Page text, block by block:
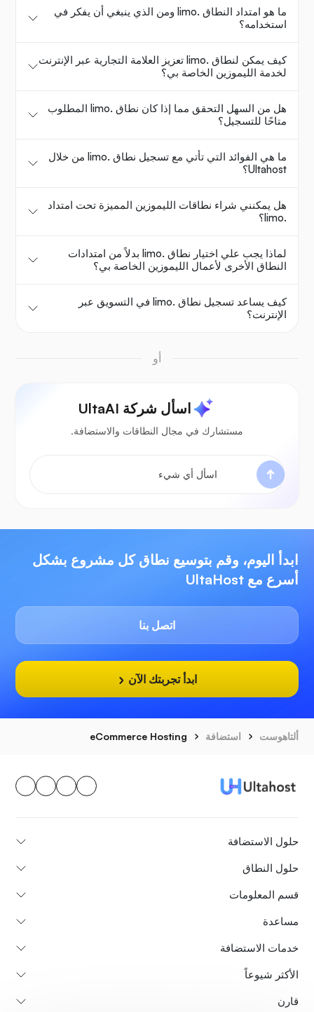
ما هو امتداد النطاق .limo ومن الذي ينبغي أن يفكر في
استخدامه؟
كيف يمكن لنطاق .limo تعزيز العلامة التجارية عبر الإنترنت
لخدمة الليموزين الخاصة بي؟
هل من السهل التحقق مما إذا كان نطاق .limo المطلوب
متاحًا للتسجيل؟
ما هي الفوائد التي تأتي مع تسجيل نطاق .limo من خلال
Ultahost؟
هل يمكنني شراء نطاقات الليموزين المميزة تحت امتداد
.limo؟
لماذا يجب علي اختيار نطاق .limo بدلاً من امتدادات
النطاق الأخرى لأعمال الليموزين الخاصة بي؟
كيف يساعد تسجيل نطاق .limo في التسويق عبر
الإنترنت؟
أو
اسأل شركة UltaAI
مستشارك في مجال النطاقات والاستضافة.
ابدأ اليوم، وقم بتوسيع نطاق كل مشروع بشكل
أسرع مع UltaHost
اتصل بنا
ابدأ تجربتك الآن
ألتاهوست استضافة eCommerce Hosting
حلول الاستضافة
حلول النطاق
قسم المعلومات
مساعدة
خدمات الاستضافة
الأكثر شيوعاً
قارن